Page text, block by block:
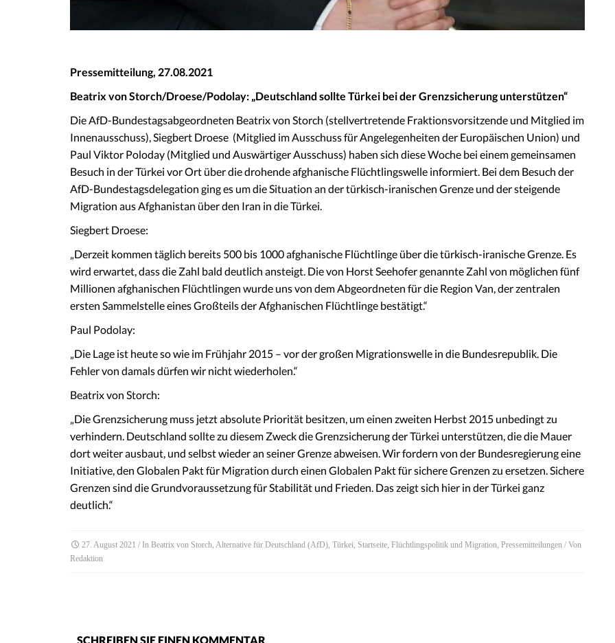
Pressemitteilung, 27.08.2021
Beatrix von Storch/Droese/Podolay: „Deutschland sollte Türkei bei der Grenzsicherung unterstützen“
Die AfD-Bundestagsabgeordneten Beatrix von Storch (stellvertretende Fraktionsvorsitzende und Mitglied im
Innenausschuss), Siegbert Droese (Mitglied im Ausschuss für Angelegenheiten der Europäischen Union) und
Paul Viktor Poloday (Mitglied und Auswärtiger Ausschuss) haben sich diese Woche bei einem gemeinsamen
Besuch in der Türkei vor Ort über die drohende afghanische Flüchtlingswelle informiert. Bei dem Besuch der
AfD-Bundestagsdelegation ging es um die Situation an der türkisch-iranischen Grenze und der steigende
Migration aus Afghanistan über den Iran in die Türkei.
Siegbert Droese:
„Derzeit kommen täglich bereits 500 bis 1000 afghanische Flüchtlinge über die türkisch-iranische Grenze. Es
wird erwartet, dass die Zahl bald deutlich ansteigt. Die von Horst Seehofer genannte Zahl von möglichen fünf
Millionen afghanischen Flüchtlingen wurde uns von dem Abgeordneten für die Region Van, der zentralen
ersten Sammelstelle eines Großteils der Afghanischen Flüchtlinge bestätigt.“
Paul Podolay:
„Die Lage ist heute so wie im Frühjahr 2015 – vor der großen Migrationswelle in die Bundesrepublik. Die
Fehler von damals dürfen wir nicht wiederholen.“
Beatrix von Storch:
„Die Grenzsicherung muss jetzt absolute Priorität besitzen, um einen zweiten Herbst 2015 unbedingt zu
verhindern. Deutschland sollte zu diesem Zweck die Grenzsicherung der Türkei unterstützen, die die Mauer
dort weiter ausbaut, und selbst wieder an seiner Grenze abweisen. Wir fordern von der Bundesregierung eine
Initiative, den Globalen Pakt für Migration durch einen Globalen Pakt für sichere Grenzen zu ersetzen. Sichere
Grenzen sind die Grundvoraussetzung für Stabilität und Frieden. Das zeigt sich hier in der Türkei ganz
deutlich.“
27. August 2021 / In Beatrix von Storch Alternative für Deutschland (AfD) Türkei Startseite Flüchtlingspolitik und Migration Pressemitteilungen / Von
Redaktion
SCHREIBEN SIE EINEN KOMMENTAR